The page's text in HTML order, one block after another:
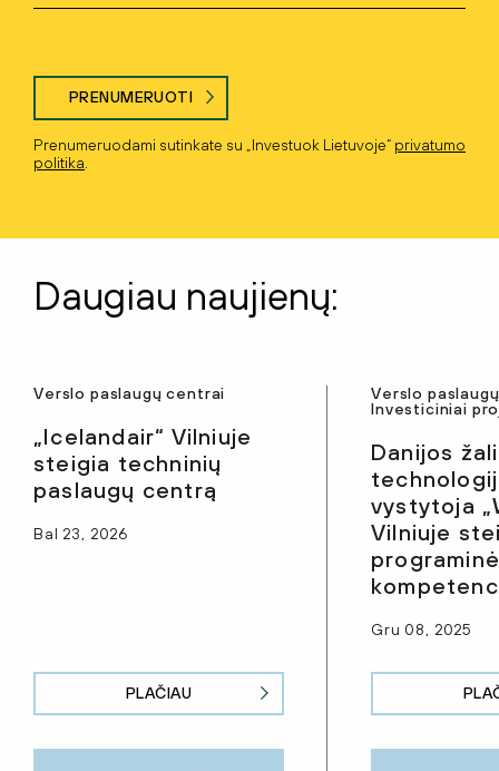
PRENUMERUOTI
Prenumeruodami sutinkate su „Investuok Lietuvoje“ privatumo
politika
Daugiau naujienų:
Verslo paslaugų centrai
„Icelandair“ Vilniuje
steigia techninių
paslaugų centrą
Bal 23, 2026
PLAČIAU
Verslo
Investiciniai
Danijos
vystytoja
Vilniuje
Gru 08, 2025